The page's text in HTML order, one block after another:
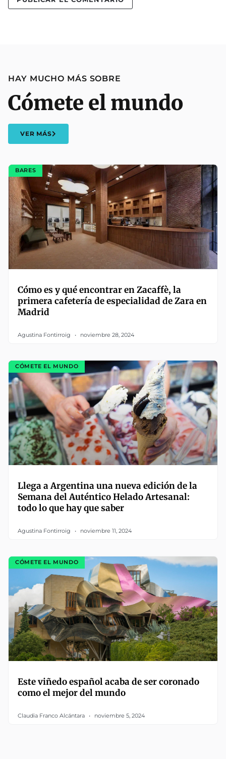
HAY MUCHO MÁS SOBRE
Cómete el mundo
VER MÁS
BARES
Cómo es y qué encontrar en Zacaffè, la
primera cafetería de especialidad de Zara en
Madrid
Agustina Fontirroig noviembre 28, 2024
CÓMETE EL MUNDO
Llega a Argentina una nueva edición de la
Semana del Auténtico Helado Artesanal:
todo lo que hay que saber
Agustina Fontirroig noviembre 11, 2024
CÓMETE EL MUNDO
Este viñedo español acaba de ser coronado
como el mejor del mundo
Claudia Franco Alcántara noviembre 5, 2024